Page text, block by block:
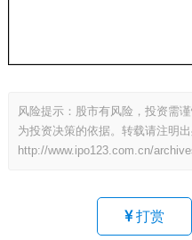
风险提示：股市有风险，投资需
为投资决策的依据。转载请注明出
http://www.ipo123.com.cn/
打赏